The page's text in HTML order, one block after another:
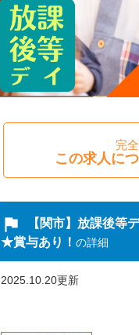
完
この求人に
flag
【関市】放課後等
★賞与あり！ の詳細
2025.10.20更新